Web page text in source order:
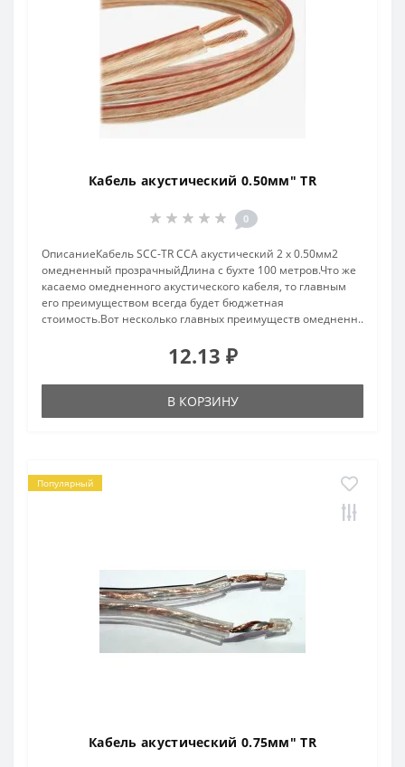
Кабель акустический 0.50мм" TR
0
ОписаниеКабель SCC-TR CCA акустический 2 x 0.50мм2
омедненный прозрачныйДлина с бухте 100 метров.Что же
касаемо омедненного акустического кабеля, то главным
его преимуществом всегда будет бюджетная
стоимость.Вот несколько главных преимуществ омедненн..
12.13 ₽
В КОРЗИНУ
Популярный
Кабель акустический 0.75мм" TR